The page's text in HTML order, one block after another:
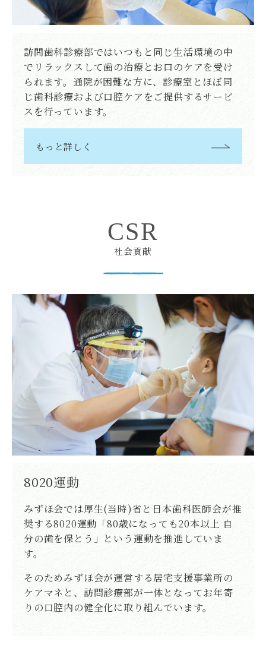
訪問歯科診療部ではいつもと同じ生活環境の中
でリラックスして歯の治療とお口のケアを受け
られます。通院が困難な方に、診療室とほぼ同
じ歯科診療および口腔ケアをご提供するサービ
スを行っています。
もっと詳しく
CSR
社会貢献
8020運動
みずほ会では厚生(当時)省と日本歯科医師会が推
奨する8020運動「80歳になっても20本以上 自
分の歯を保とう」という運動を推進していま
す。
そのためみずほ会が運営する居宅支援事業所の
ケアマネと、訪問診療部が一体となってお年寄
りの口腔内の健全化に取り組んでいます。